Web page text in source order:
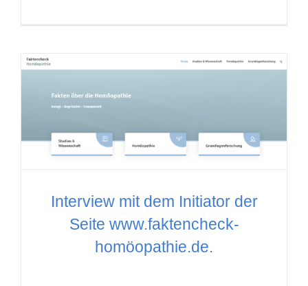
Interview mit dem Initiator der
Seite www.faktencheck-
homöopathie.de.